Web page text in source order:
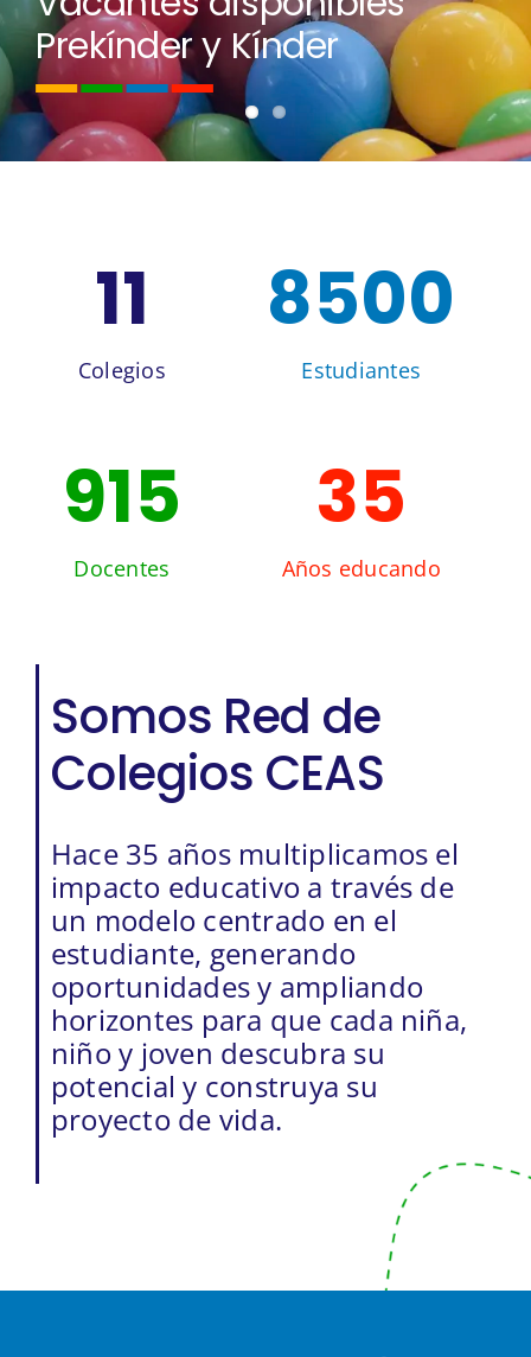
Prekínder y Kínder
11
Colegios
8500
Estudiantes
915
Docentes
35
Años educando
Somos Red de
Colegios CEAS
Hace 35 años multiplicamos el
impacto educativo a través de
un modelo centrado en el
estudiante, generando
oportunidades y ampliando
horizontes para que cada niña,
niño y joven descubra su
potencial y construya su
proyecto de vida.